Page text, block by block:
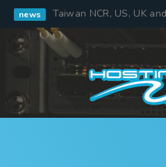
news Taiwan NCR, US, UK